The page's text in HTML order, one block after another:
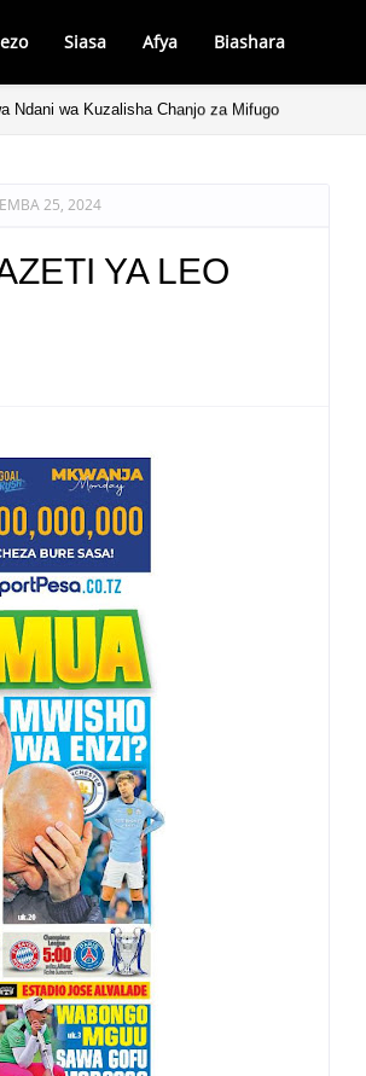
Siasa Afya Biashara
Ndani wa Kuzalisha Chanjo za Mifugo
25, 2024
YA LEO